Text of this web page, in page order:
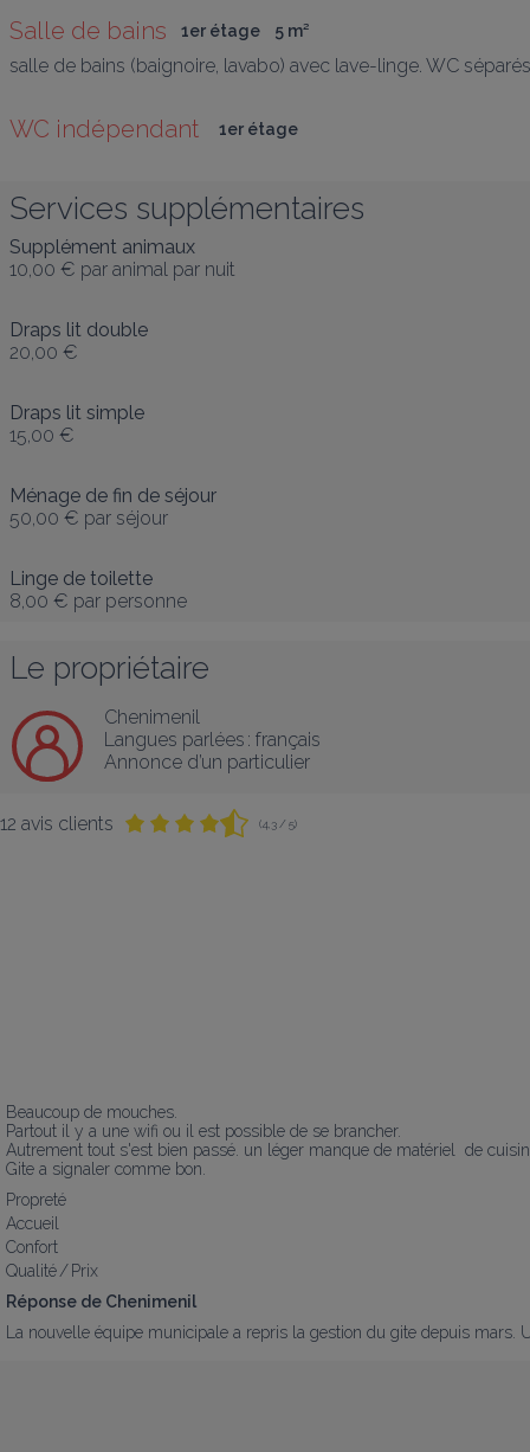
Salle de bains 1er étage 5 m²
salle de bains (baignoire, lavabo) avec lave-linge. WC
WC indépendant 1er étage
Services supplémentaires
Supplément animaux
10,00 € par animal par nuit
Draps lit double
20,00 €
Draps lit simple
15,00 €
Ménage de fin de séjour
50,00 € par séjour
Linge de toilette
8,00 € par personne
Le propriétaire
Chenimenil
Langues parlées : français
Annonce d’un particulier
12 avis clients (4,3 / 5)
Beaucoup de mouches.
Partout il y a une wifi ou il est possible de se brancher.
Autrement tout s'est bien passé. un léger manque de matériel  de
Gite a signaler comme bon.
Propreté
Accueil
Confort
Qualité / Prix
Réponse de Chenimenil
La nouvelle équipe municipale a repris la gestion du gite depuis mars.